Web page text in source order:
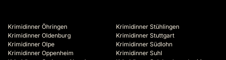
Krimidinner Öhringen
Krimidinner Oldenburg
Krimidinner Olpe
Krimidinner Oppenheim
Krimidinner Stühlingen
Krimidinner Stuttgart
Krimidinner Südlohn
Krimidinner Suhl